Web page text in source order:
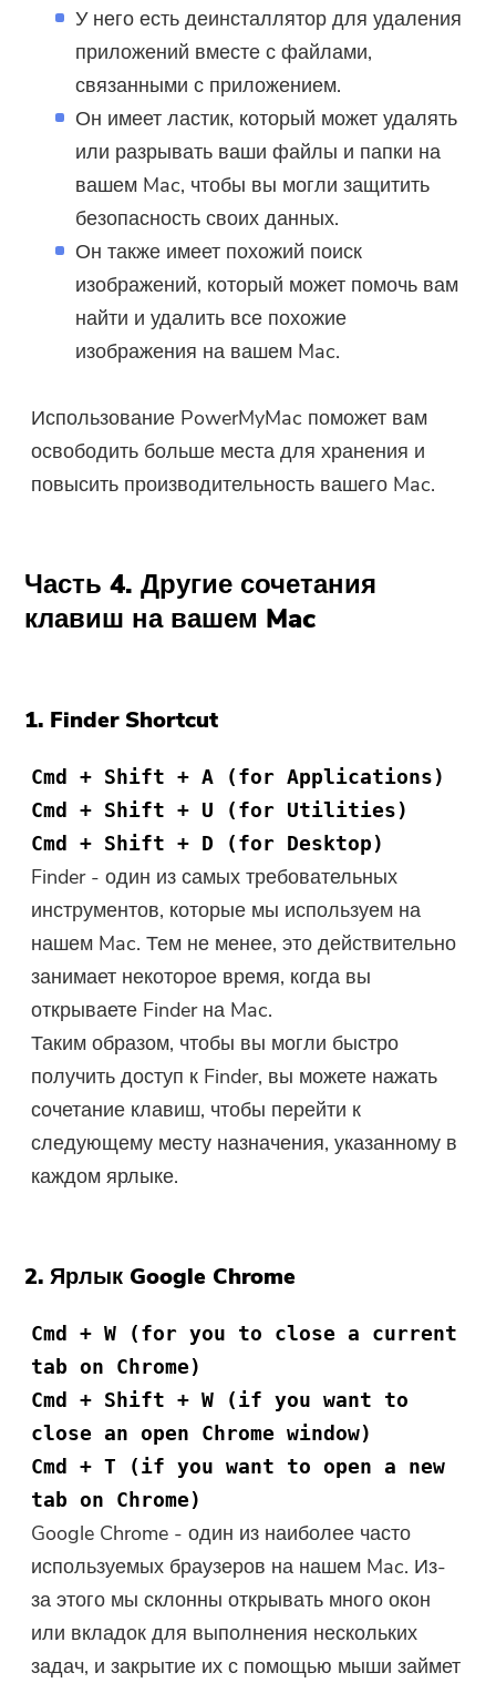
У него есть деинсталлятор для удаления
приложений вместе с файлами,
связанными с приложением.
Он имеет ластик, который может удалять
или разрывать ваши файлы и папки на
вашем Mac, чтобы вы могли защитить
безопасность своих данных.
Он также имеет похожий поиск
изображений, который может помочь вам
найти и удалить все похожие
изображения на вашем Mac.
Использование PowerMyMac поможет вам
освободить больше места для хранения и
повысить производительность вашего Mac.
Часть 4. Другие сочетания
клавиш на вашем Mac
1. Finder Shortcut
Cmd + Shift + A (for Applications)
Cmd + Shift + U (for Utilities)
Cmd + Shift + D (for Desktop)
Finder - один из самых требовательных
инструментов, которые мы используем на
нашем Mac. Тем не менее, это действительно
занимает некоторое время, когда вы
открываете Finder на Mac.
Таким образом, чтобы вы могли быстро
получить доступ к Finder, вы можете нажать
сочетание клавиш, чтобы перейти к
следующему месту назначения, указанному в
каждом ярлыке.
2. Ярлык Google Chrome
Cmd + W (for you to close a current
tab on Chrome)
Cmd + Shift + W (if you want to
close an open Chrome window)
Cmd + T (if you want to open a new
tab on Chrome)
Google Chrome - один из наиболее часто
используемых браузеров на нашем Mac. Из-
за этого мы склонны открывать много окон
или вкладок для выполнения нескольких
задач, и закрытие их с помощью мыши займет